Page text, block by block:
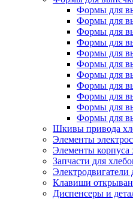
Формы для
Формы для
Формы для
Формы для
Формы для
Формы для
Формы для
Формы для
Формы для
Формы для
Формы для
Шкивы привода
Элементы
Элементы корпуса
Запчасти для
Электродвигатели
Клавиши
Диспенсеры и